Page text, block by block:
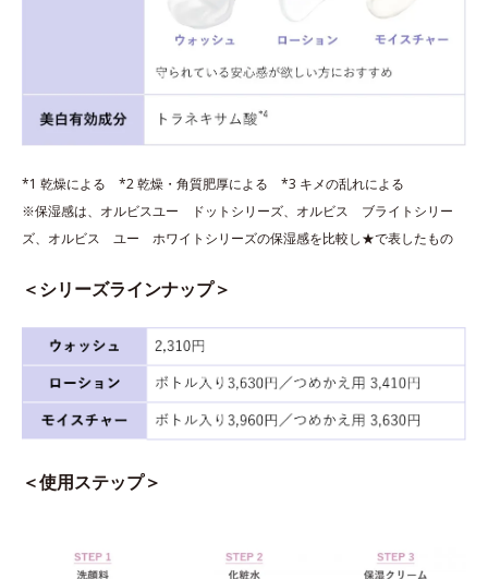
*1 乾燥による *2 乾燥・角質肥厚による *3 キメの乱れによる
※保湿感は、オルビスユー ドットシリーズ、オルビス ブライトシリー
ズ、オルビス ユー ホワイトシリーズの保湿感を比較し★で表したもの
＜シリーズラインナップ＞
＜使用ステップ＞